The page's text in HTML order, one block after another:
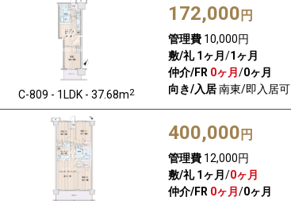
C-809 - 1LDK - 37.68m2
172,000 円
管理費10,000円
敷/礼 1ヶ月 /1ヶ月
仲介/FR 0ヶ月 /0ヶ月
向き/入居南東/即入居可
400,000 円
管理費12,000円
敷/礼 1ヶ月 /0ヶ月
仲介/FR 0ヶ月 /0ヶ月